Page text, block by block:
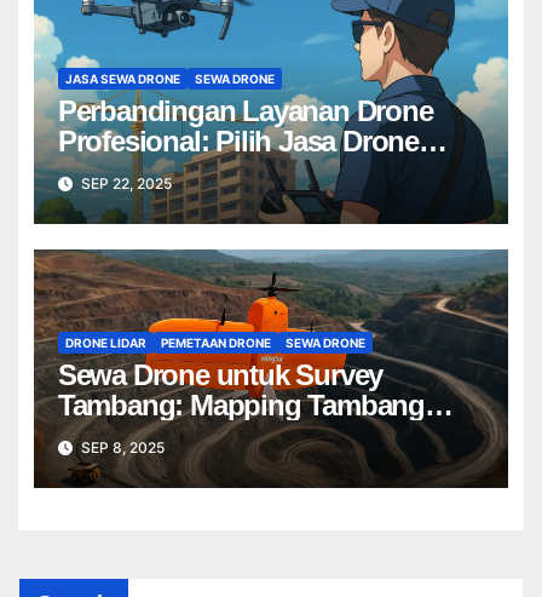
JASA SEWA DRONE SEWA DRONE
Perbandingan Layanan Drone
Profesional: Pilih Jasa Drone
Terbaik untuk Proyek Anda
SEP 22, 2025
DRONE LIDAR PEMETAAN DRONE SEWA DRONE
Sewa Drone untuk Survey
Tambang: Mapping Tambang
Profesional Lebih Cepat & Akurat
SEP 8, 2025